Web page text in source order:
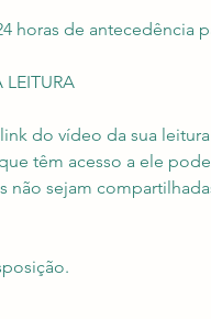
horas de antecedência
LEITURA
do vídeo da sua
têm acesso a ele
não sejam